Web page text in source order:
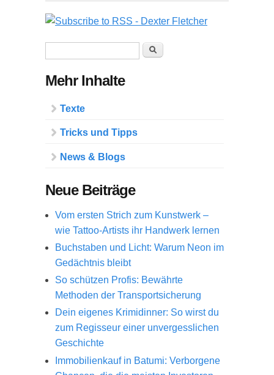
Suche
Mehr Inhalte
Texte
Tricks und Tipps
News & Blogs
Neue Beiträge
Vom ersten Strich zum Kunstwerk –
wie Tattoo-Artists ihr Handwerk lernen
Buchstaben und Licht: Warum Neon im
Gedächtnis bleibt
So schützen Profis: Bewährte
Methoden der Transportsicherung
Dein eigenes Krimidinner: So wirst du
zum Regisseur einer unvergesslichen
Geschichte
Immobilienkauf in Batumi: Verborgene